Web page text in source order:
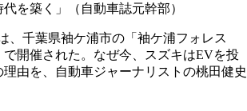
を築く」（自動車誌元幹部）
、千葉県袖ケ浦市の「袖ケ浦フォレス
で開催された。なぜ今、スズキはEVを投
由を、自動車ジャーナリストの桃田健史